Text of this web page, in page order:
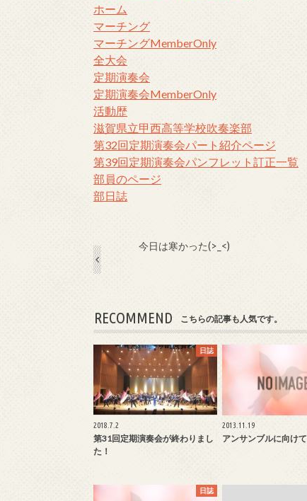
ホーム
マーチング
マーチングMemberOnly
全大会
定期演奏会
定期演奏会MemberOnly
活動歴
滋賀県立甲西高等学校吹奏楽部
第32回定期演奏会パート紹介ページ
第39回定期演奏会パンフレット訂正一覧
部員のページ
部日誌
今日は寒かった(>_<)
RECOMMEND こちらの記事も人気です。
日誌
2018.7.2
第31回定期演奏会が終わりまし
た！
2013.11.19
アンサンブルに向けて
日誌